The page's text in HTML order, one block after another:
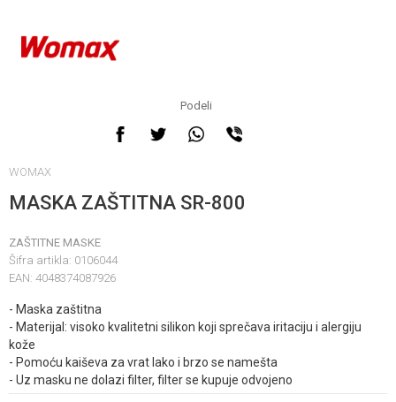
Podeli
WOMAX
MASKA ZAŠTITNA SR-800
ZAŠTITNE MASKE
Šifra artikla: 0106044
EAN: 4048374087926
- Maska zaštitna
- Materijal: visoko kvalitetni silikon koji sprečava iritaciju i alergiju
kože
- Pomoću kaiševa za vrat lako i brzo se namešta
- Uz masku ne dolazi filter, filter se kupuje odvojeno